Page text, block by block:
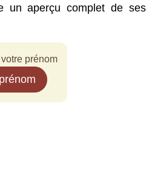
un aperçu complet de ses
prénom